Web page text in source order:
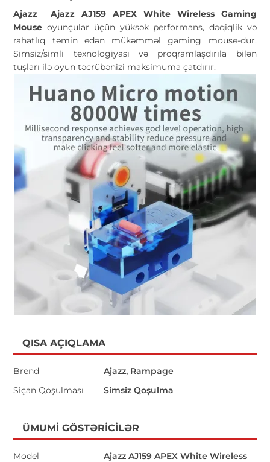
Ajazz Ajazz AJ159 APEX White Wireless Gaming
Mouse oyunçular üçün yüksək performans, dəqiqlik və
rahatlıq təmin edən mükəmməl gaming mouse-dur.
Simsiz/simli texnologiyası və proqramlaşdırıla bilən
tuşları ilə oyun təcrübənizi maksimuma çatdırır.
QISA AÇIQLAMA
Brend
Ajazz, Rampage
Siçan Qoşulması
Simsiz Qoşulma
ÜMUMI GÖSTƏRICILƏR
Model
Ajazz AJ159 APEX White Wireless